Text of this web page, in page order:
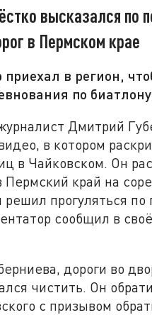
высказался по
в Пермском крае
в регион,
по
Дмитрий
в котором
в Чайковском. Он
Пермский край на
решил прогуляться по
сообщил в
дороги во
чистить. Он
с призывом